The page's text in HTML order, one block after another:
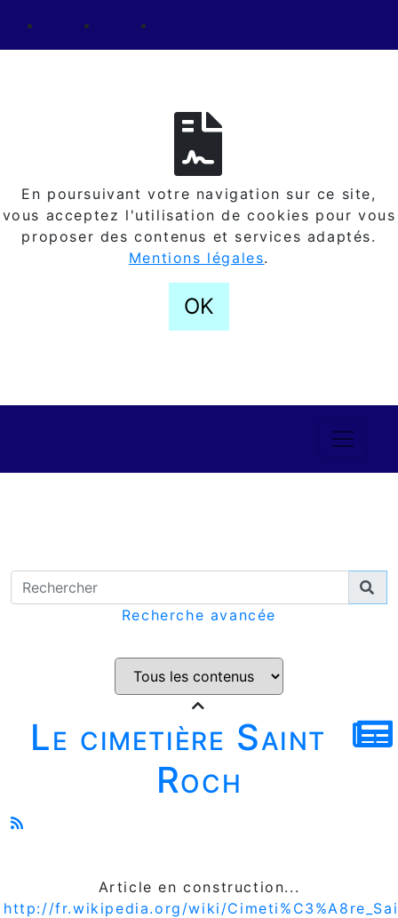
En poursuivant votre navigation sur ce site,
vous acceptez l'utilisation de cookies pour vous
proposer des contenus et services adaptés.
Mentions légales.
OK
Recherche avancée
Le cimetière Saint
Roch
Article en construction...
http://fr.wikipedia.org/wiki/